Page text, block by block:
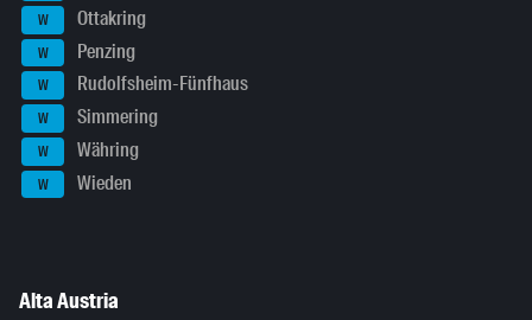
W Ottakring
W Penzing
W Rudolfsheim-Fünfhaus
W Simmering
W Währing
W Wieden
Alta Austria